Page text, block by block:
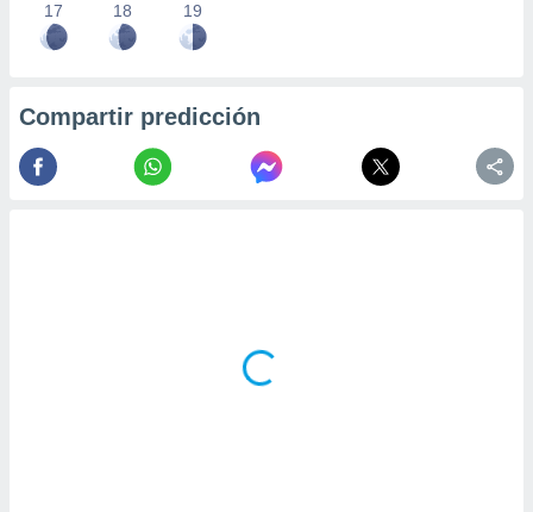
17 18 19
Compartir predicción